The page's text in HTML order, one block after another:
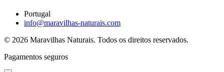
Portugal
info@maravilhas-naturais.com
© 2026 Maravilhas Naturais. Todos os direitos reservados.
Pagamentos seguros